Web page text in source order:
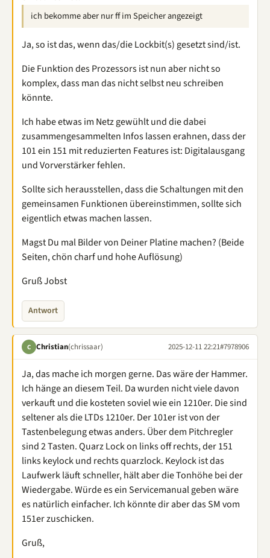
ich bekomme aber nur ff im Speicher angezeigt
Ja, so ist das, wenn das/die Lockbit(s) gesetzt sind/ist.
Die Funktion des Prozessors ist nun aber nicht so
komplex, dass man das nicht selbst neu schreiben
könnte.
Ich habe etwas im Netz gewühlt und die dabei
zusammengesammelten Infos lassen erahnen, dass der
101 ein 151 mit reduzierten Features ist: Digitalausgang
und Vorverstärker fehlen.
Sollte sich herausstellen, dass die Schaltungen mit den
gemeinsamen Funktionen übereinstimmen, sollte sich
eigentlich etwas machen lassen.
Magst Du mal Bilder von Deiner Platine machen? (Beide
Seiten, chön charf und hohe Auflösung)
Gruß Jobst
Antwort
C Christian(chrissaar) 2025-12-11 22:21#7978906
Ja, das mache ich morgen gerne. Das wäre der Hammer.
Ich hänge an diesem Teil. Da wurden nicht viele davon
verkauft und die kosteten soviel wie ein 1210er. Die sind
seltener als die LTDs 1210er. Der 101er ist von der
Tastenbelegung etwas anders. Über dem Pitchregler
sind 2 Tasten. Quarz Lock on links off rechts, der 151
links keylock und rechts quarzlock. Keylock ist das
Laufwerk läuft schneller, hält aber die Tonhöhe bei der
Wiedergabe. Würde es ein Servicemanual geben wäre
es natürlich einfacher. Ich könnte dir aber das SM vom
151er zuschicken.
Gruß,